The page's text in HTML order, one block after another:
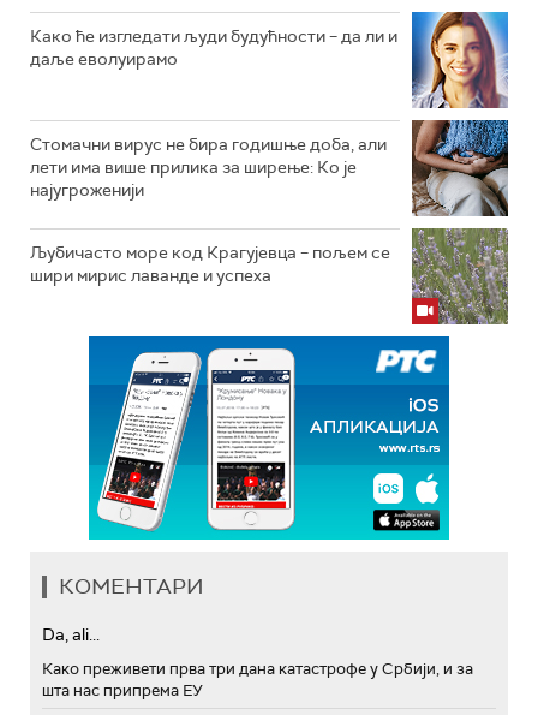
Како ће изгледати људи будућности – да ли и
даље еволуирамо
Стомачни вирус не бира годишње доба, али
лети има више прилика за ширење: Ко је
најугроженији
Љубичасто море код Крагујевца – пољем се
шири мирис лаванде и успеха
КОМЕНТАРИ
Da, ali...
Како преживети прва три дана катастрофе у Србији, и за
шта нас припрема ЕУ